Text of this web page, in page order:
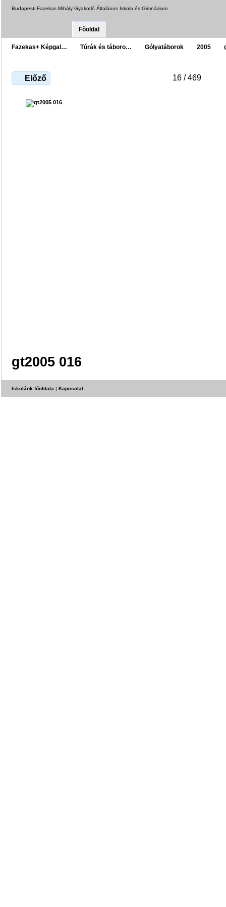
Budapesti Fazekas Mihály Gyakorló Általános Iskola és Gimnázium
Főoldal
Fazekas+ Képgal… Túrák és táboro… Gólyatáborok 2005
Előző 16 / 469
gt2005 016
Iskolánk főoldala | Kapcsolat